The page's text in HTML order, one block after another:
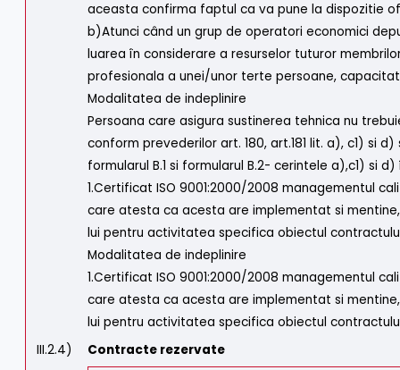
aceasta confirma faptul ca va pune la dispozitie
b)Atunci când un grup de operatori economici
luarea în considerare a resurselor tuturor
profesionala a unei/unor terte persoane,
Modalitatea de indeplinire
Persoana care asigura sustinerea tehnica nu
conform prevederilor art. 180, art.181 lit. a), c1) si
formularul B.1 si formularul B.2- cerintele a),c1) si
1.Certificat ISO 9001:2000/2008 managementul
care atesta ca acesta are implementat si
lui pentru activitatea specifica obiectul
Modalitatea de indeplinire
1.Certificat ISO 9001:2000/2008 managementul
care atesta ca acesta are implementat si
lui pentru activitatea specifica obiectul
III.2.4)
Contracte rezervate